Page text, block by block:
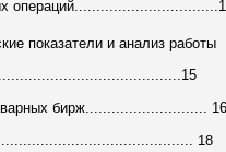
показатели и анализ работы
бирж............................ 16
18